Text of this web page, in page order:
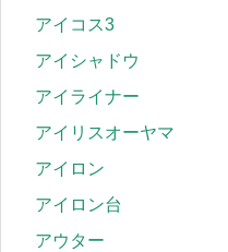
アイコス3
アイシャドウ
アイライナー
アイリスオーヤマ
アイロン
アイロン台
アウター